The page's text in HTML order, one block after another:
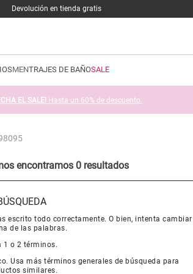
Devolución en tienda gratis
MENTRAJES DE BAÑOSALE
EL SALE! Hasta un 60% de descuento.
encontramos 0 resultados
escrito todo correctamente. O bien, intenta cambiar
de las palabras.
1 o 2 términos.
Usa más términos generales de búsqueda para
similares.